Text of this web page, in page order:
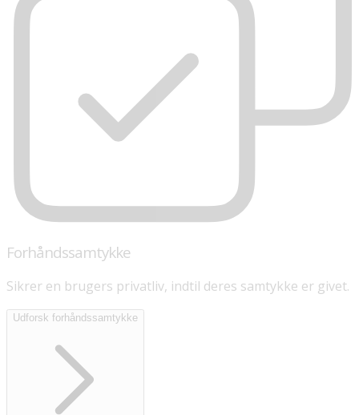
Forhåndssamtykke
Sikrer en brugers privatliv, indtil deres samtykke er givet.
Udforsk forhåndssamtykke